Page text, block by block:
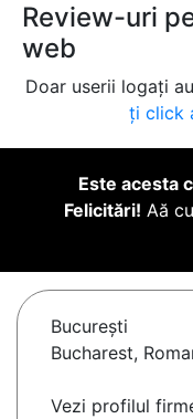
Review-uri
web
Doar userii logați
ți click
Este acesta
Felicitări! Aă
Bucureşti
Bucharest,
Vezi profilul